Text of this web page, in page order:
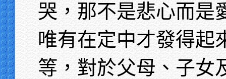
哭，那不是悲心而是
唯有在定中才發得起
等，對於父母、子女